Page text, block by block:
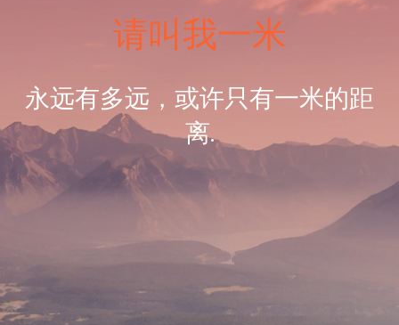
请叫我一米
永远有多远，或许只有一米的距
离.